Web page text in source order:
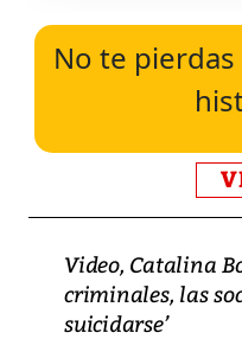
No te
Video, Catalina
criminales, las
suicidarse’